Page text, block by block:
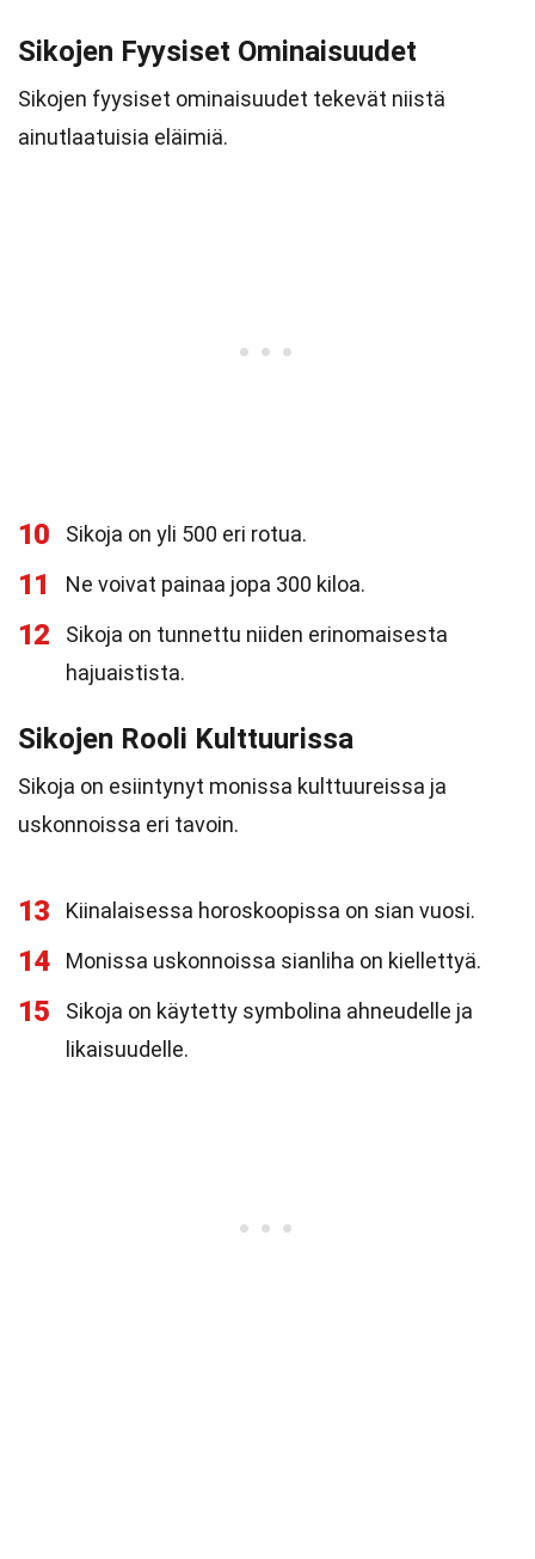
Sikojen Fyysiset Ominaisuudet
Sikojen fyysiset ominaisuudet tekevät niistä
ainutlaatuisia eläimiä.
10 Sikoja on yli 500 eri rotua.
11 Ne voivat painaa jopa 300 kiloa.
12
Sikoja on tunnettu niiden erinomaisesta
hajuaistista.
Sikojen Rooli Kulttuurissa
Sikoja on esiintynyt monissa kulttuureissa ja
uskonnoissa eri tavoin.
13 Kiinalaisessa horoskoopissa on sian vuosi.
14 Monissa uskonnoissa sianliha on kiellettyä.
15
Sikoja on käytetty symbolina ahneudelle ja
likaisuudelle.